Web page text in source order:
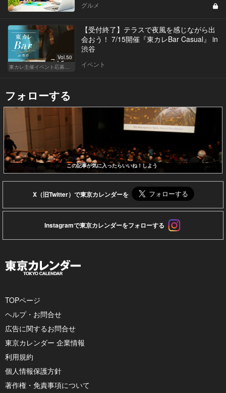
グルメ
Vol.50
【受付終了】テラスで夜風を感じながら出
会おう！ 7/15開催『東カレBar Casual』 in
渋谷
イベント
フォローする
この記事が気に入ったらいいね！しよう
X（旧Twitter）で東京カレンダーを
Instagramで東京カレンダーをフォローする
TOPページ
ヘルプ・お問合せ
広告に関するお問合せ
東京カレンダー 企業情報
利用規約
個人情報保護方針
著作権・免責事項について